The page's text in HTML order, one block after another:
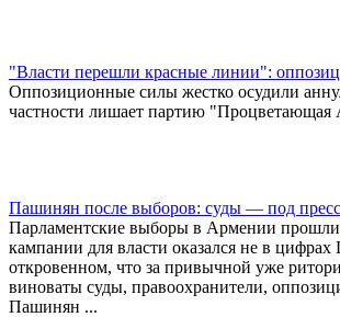
"Власти перешли красные линии":
Оппозиционные силы жестко осудили
частности лишает партию
Пашинян после выборов: суды — под
Парламентские выборы в Армении
кампании для власти оказался не в
откровенном, что за привычной уже
виноваты суды, правоохранители,
Пашинян ...